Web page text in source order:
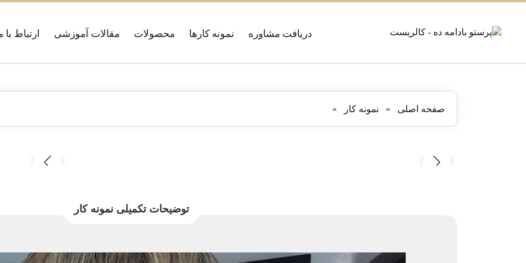
دریافت مشاوره نمونه کارها محصولات مقالات آموزشی ارتباط با
صفحه اصلی » نمونه کار »
توضیحات تکمیلی نمونه کار